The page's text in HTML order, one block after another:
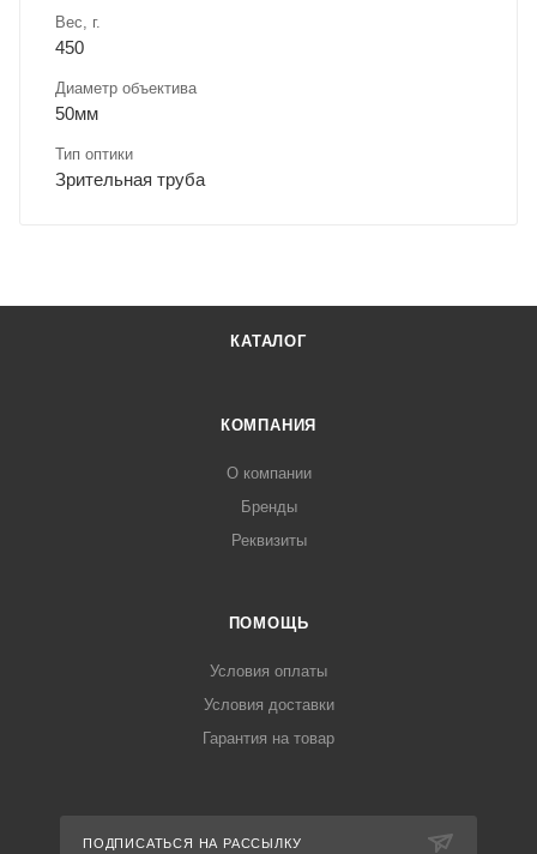
Вес, г.
450
Диаметр объектива
50мм
Тип оптики
Зрительная труба
КАТАЛОГ
КОМПАНИЯ
О компании
Бренды
Реквизиты
ПОМОЩЬ
Условия оплаты
Условия доставки
Гарантия на товар
ПОДПИСАТЬСЯ НА РАССЫЛКУ